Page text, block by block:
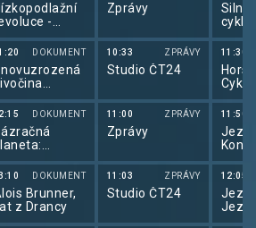
-
15T
PrahuDOKUMENT
Od
k
(3/4)
DOKUMENT
III
6)
DOKUMENT
Brunner,
z Drancy
Zprávy
10:33 ZPRÁVY
Studio ČT24
11:00 ZPRÁVY
Zprávy
11:03 ZPRÁVY
Studio ČT24
2025
11:30
2025
11:50
Koně
12:05
2025